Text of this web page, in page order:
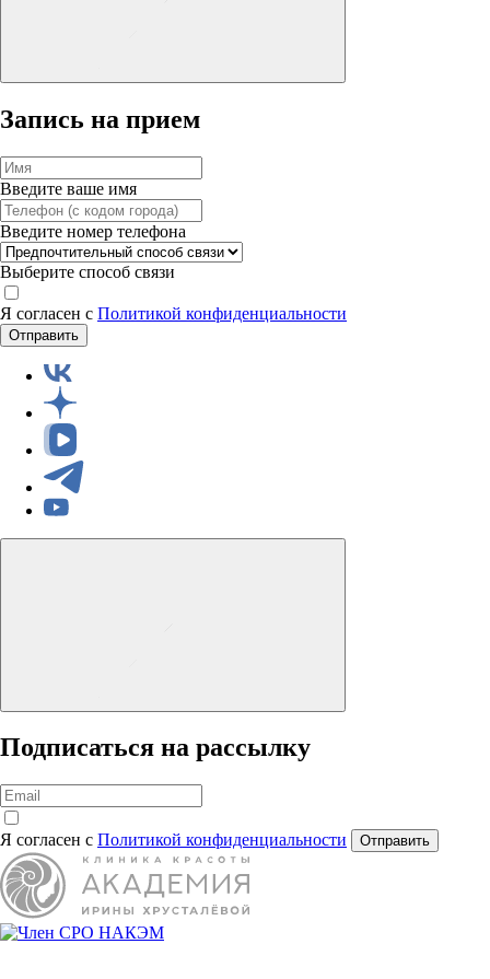
Запись на прием
Введите ваше имя
Введите номер телефона
Выберите способ связи
Я согласен с Политикой конфиденциальности
Отправить
Подписаться на рассылку
Я согласен с Политикой конфиденциальности Отправить